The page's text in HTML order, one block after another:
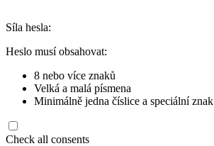
Síla hesla:
Heslo musí obsahovat:
8 nebo více znaků
Velká a malá písmena
Minimálně jedna číslice a speciální znak
Check all consents